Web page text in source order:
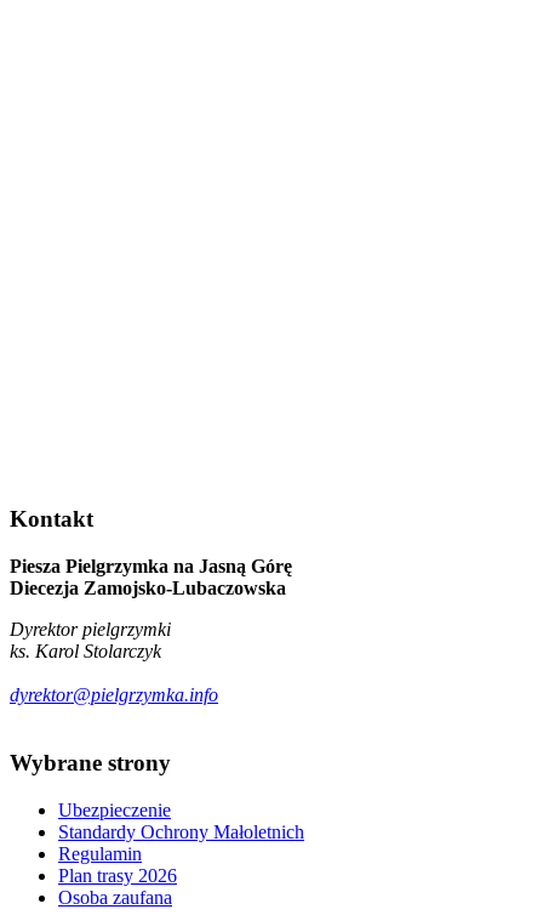
Kontakt
Piesza Pielgrzymka na Jasną Górę
Diecezja Zamojsko-Lubaczowska
Dyrektor pielgrzymki
ks. Karol Stolarczyk
dyrektor@pielgrzymka.info
Wybrane strony
Ubezpieczenie
Standardy Ochrony Małoletnich
Regulamin
Plan trasy 2026
Osoba zaufana